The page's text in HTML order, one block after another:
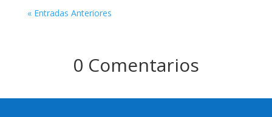
« Entradas Anteriores
0 Comentarios